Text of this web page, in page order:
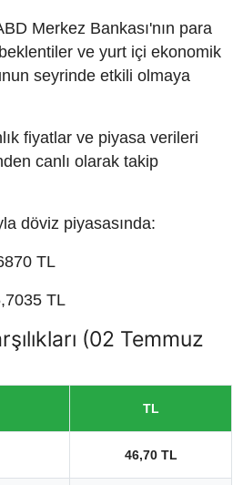
Merkez Bankası'nın para
ve yurt içi ekonomik
seyrinde etkili olmaya
fiyatlar ve piyasa verileri
canlı olarak takip
döviz piyasasında:
TL
TL
(02 Temmuz
TL
46,70 TL